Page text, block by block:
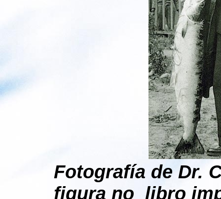
Fotografía de Dr.
figura no libro